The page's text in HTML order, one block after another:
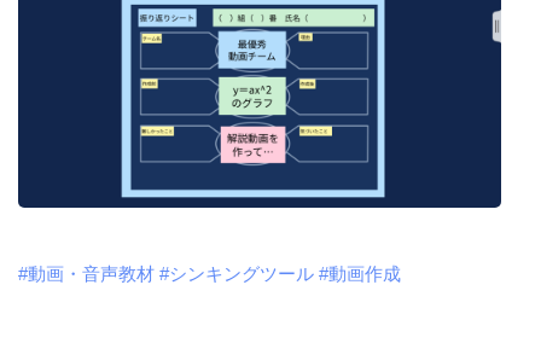
#動画・音声教材 #シンキングツール #動画作成